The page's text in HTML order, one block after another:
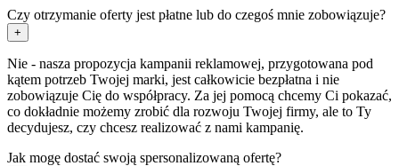
Czy otrzymanie oferty jest płatne lub do czegoś mnie zobowiązuje?
+
Nie - nasza propozycja kampanii reklamowej, przygotowana pod
kątem potrzeb Twojej marki, jest całkowicie bezpłatna i nie
zobowiązuje Cię do współpracy. Za jej pomocą chcemy Ci pokazać,
co dokładnie możemy zrobić dla rozwoju Twojej firmy, ale to Ty
decydujesz, czy chcesz realizować z nami kampanię.
Jak mogę dostać swoją spersonalizowaną ofertę?